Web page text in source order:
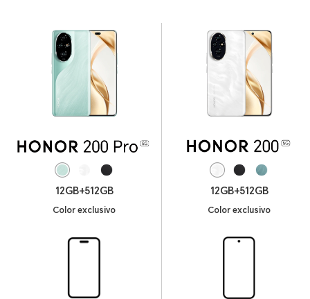
12GB+512GB
Color exclusivo
12GB+512GB
Color exclusivo